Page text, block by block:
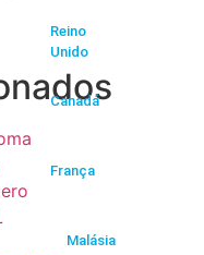
Reino
Unido
Canadá
França
Malásia